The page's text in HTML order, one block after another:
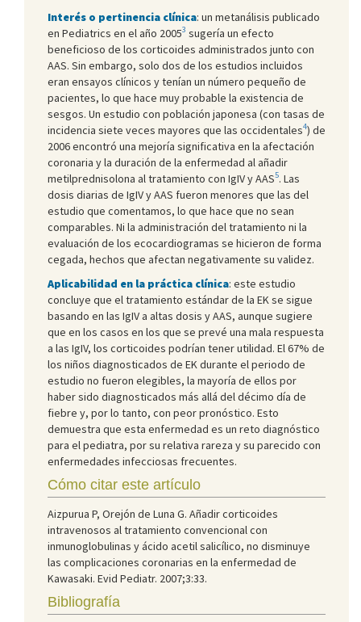
Interés o pertinencia clínica: un metanálisis publicado
en Pediatrics en el año 20053 sugería un efecto
beneficioso de los corticoides administrados junto con
AAS. Sin embargo, solo dos de los estudios incluidos
eran ensayos clínicos y tenían un número pequeño de
pacientes, lo que hace muy probable la existencia de
sesgos. Un estudio con población japonesa (con tasas de
incidencia siete veces mayores que las occidentales4) de
2006 encontró una mejoría significativa en la afectación
coronaria y la duración de la enfermedad al añadir
metilprednisolona al tratamiento con IgIV y AAS5. Las
dosis diarias de IgIV y AAS fueron menores que las del
estudio que comentamos, lo que hace que no sean
comparables. Ni la administración del tratamiento ni la
evaluación de los ecocardiogramas se hicieron de forma
cegada, hechos que afectan negativamente su validez.
Aplicabilidad en la práctica clínica: este estudio
concluye que el tratamiento estándar de la EK se sigue
basando en las IgIV a altas dosis y AAS, aunque sugiere
que en los casos en los que se prevé una mala respuesta
a las IgIV, los corticoides podrían tener utilidad. El 67% de
los niños diagnosticados de EK durante el periodo de
estudio no fueron elegibles, la mayoría de ellos por
haber sido diagnosticados más allá del décimo día de
fiebre y, por lo tanto, con peor pronóstico. Esto
demuestra que esta enfermedad es un reto diagnóstico
para el pediatra, por su relativa rareza y su parecido con
enfermedades infecciosas frecuentes.
Cómo citar este artículo
Aizpurua P, Orejón de Luna G. Añadir corticoides
intravenosos al tratamiento convencional con
inmunoglobulinas y ácido acetil salicílico, no disminuye
las complicaciones coronarias en la enfermedad de
Kawasaki. Evid Pediatr. 2007;3:33.
Bibliografía